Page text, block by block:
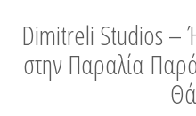
Dimitreli Studios –
στην Παραλία